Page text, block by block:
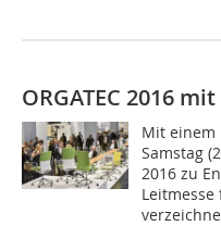
ORGATEC 2016
Mit einem
Samstag
2016 zu